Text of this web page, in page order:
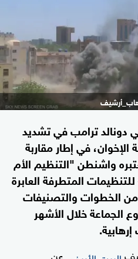
دونالد ترامب في تشديد
في إطار مقاربة
واشنطن "التنظيم الأم
المتطرفة العابرة
الخطوات والتصنيفات
الجماعة خلال الأشهر
عن